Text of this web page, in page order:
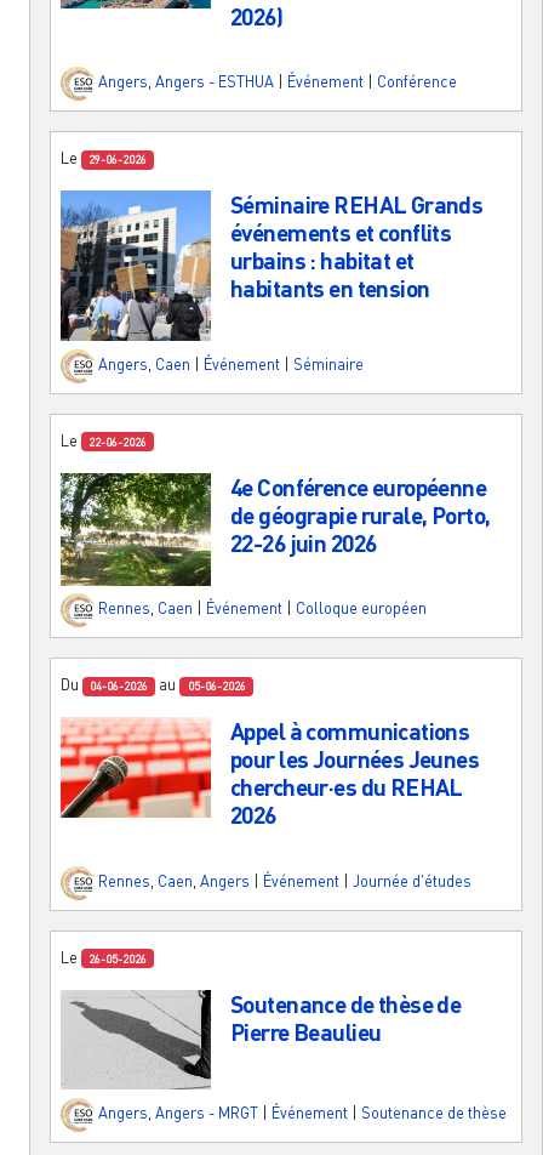
2026)
Angers, Angers - ESTHUA Événement Conférence
Le 29-06-2026
Séminaire REHAL Grands
événements et conflits
urbains : habitat et
habitants en tension
Angers Caen Événement Séminaire
Le 22-06-2026
4e Conférence européenne
de géograpie rurale, Porto,
22-26 juin 2026
Rennes, Caen Événement Colloque européen
Du 04-06-2026 au 05-06-2026
Appel à communications
pour les Journées Jeunes
chercheur·es du REHAL
2026
Rennes Caen Angers Événement Journée d'études
Le 26-05-2026
Soutenance de thèse de
Pierre Beaulieu
Angers Angers - MRGT Événement Soutenance de thèse